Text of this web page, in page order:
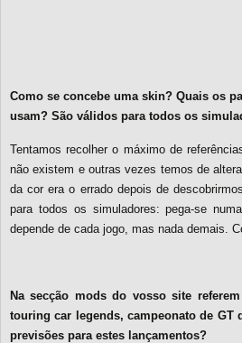
Como se concebe uma skin? Quais os
usam? São válidos para todos os
Tentamos recolher o máximo de
não existem e outras vezes temos de
da cor era o errado depois de
para todos os simuladores: pega-se
depende de cada jogo, mas nada demais.
Na secção mods do vosso site
touring car legends, campeonato de GT
previsões para estes lançamentos?